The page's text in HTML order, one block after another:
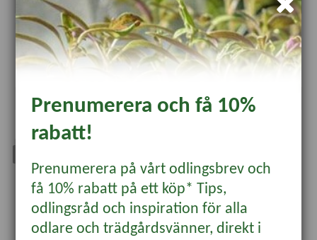
Krollilja 'Martagon Snowy
Morning'
79 kr
Krollilja 'Pink Morning'
65.60 82 kr
Läs mer
Prenumerera och få 10%
rabatt!
Prenumerera på vårt odlingsbrev och
få 10% rabatt på ett köp* Tips,
odlingsråd och inspiration för alla
odlare och trädgårdsvänner, direkt i